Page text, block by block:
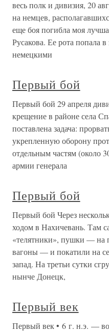
весь полк и дивизия, 20
на немцев,
еще боя погибла моя
Русакова. Ее рота попала
немецкими
Первый бой
Первый бой 29 апреля
крещение в районе села
поставлена задача:
укрепленную оборону
отдельным частям (около
армии генерала
Первый бой
Первый бой Через
ходом в Нахичевань. Там
«телятники», пушки — на
вагоны — и покатили на
запад. На третьи сутки
нынче Донецк,
Первый век
Первый век • 6 г. н.э. —